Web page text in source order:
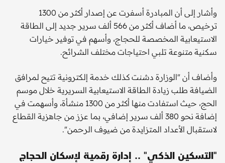
وأشار إلى أن المبادرة أسفرت عن إصدار أكثر من 1300
ترخيص، ما أضاف أكثر من 566 ألف سرير جديد إلى الطاقة
الاستيعابية المخصصة للحجاج، وأسهم في توفير خيارات
سكنية متنوعة تلبي احتياجات مختلف الشرائح.
وأضاف أن "الوزارة دشنت كذلك خدمة إلكترونية تتيح لمرافق
الضيافة طلب زيادة الطاقة الاستيعابية السريرية خلال موسم
الحج، حيث استفادت منها أكثر من 1300 منشأة، وأسهمت في
إضافة نحو 380 ألف سرير إضافي، بما عزز من جاهزية القطاع
لاستقبال الأعداد المتزايدة من ضيوف الرحمن".
"التسكين الذكي" .. إدارة رقمية لإسكان الحجاج